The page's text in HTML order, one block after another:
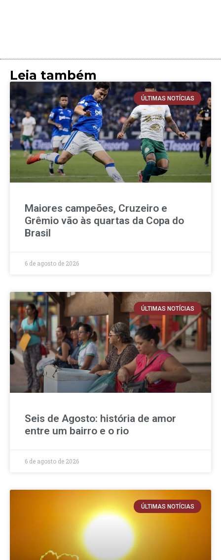
Leia também
ÚLTIMAS NOTÍCIAS
Maiores campeões, Cruzeiro e
Grêmio vão às quartas da Copa do
Brasil
6 de agosto de 2026
ÚLTIMAS NOTÍCIAS
Seis de Agosto: história de amor
entre um bairro e o rio
6 de agosto de 2026
ÚLTIMAS NOTÍCIAS